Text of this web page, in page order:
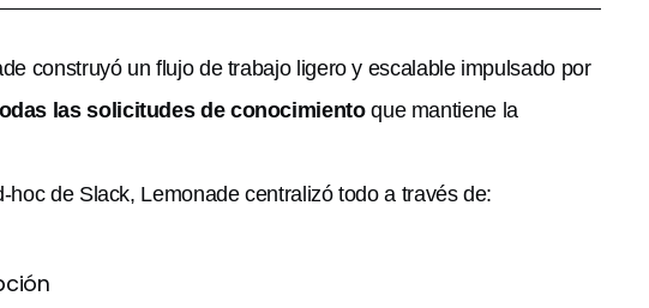
construyó un flujo de trabajo ligero y escalable impulsado por
las solicitudes de conocimientoque mantiene la
de Slack, Lemonade centralizó todo a través de: